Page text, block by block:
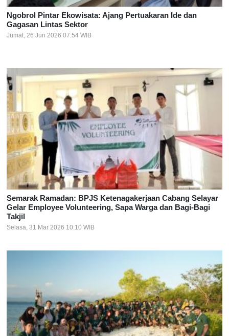
Ngobrol Pintar Ekowisata: Ajang Pertuakaran Ide dan
Gagasan Lintas Sektor
Jumat, 26 Jun 2026 07:54 WIB
Semarak Ramadan: BPJS Ketenagakerjaan Cabang Selayar
Gelar Employee Volunteering, Sapa Warga dan Bagi-Bagi
Takjil
Selasa, 31 Mar 2026 10:10 WIB